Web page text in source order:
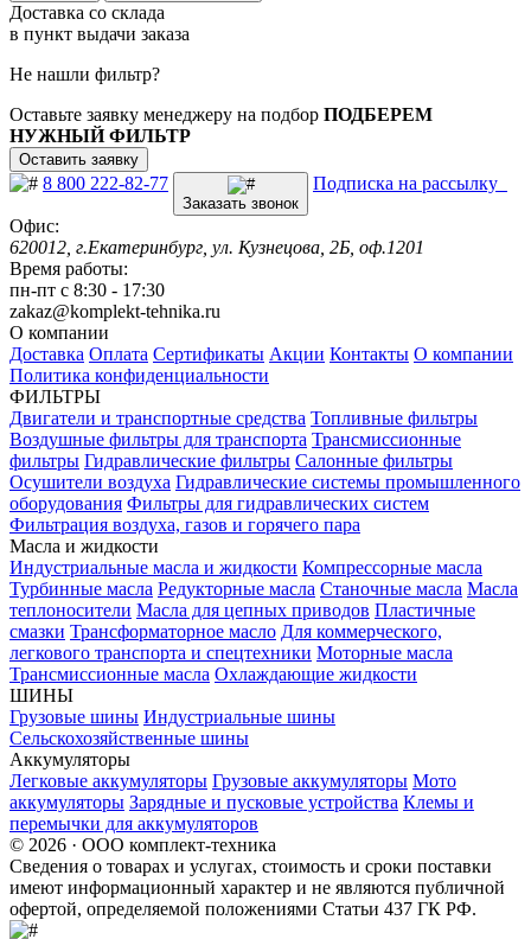
Доставка со склада
в пункт выдачи заказа
Не нашли фильтр?
Оставьте заявку менеджеру на подбор ПОДБЕРЕМ
НУЖНЫЙ ФИЛЬТР
Оставить заявку
8 800 222-82-77
Заказать звонок
Подписка на рассылку
Офис:
620012, г.Екатеринбург, ул. Кузнецова, 2Б, оф.1201
Время работы:
пн-пт с 8:30 - 17:30
zakaz@komplekt-tehnika.ru
О компании
Доставка Оплата Сертификаты Акции Контакты О компании
Политика конфиденциальности
ФИЛЬТРЫ
Двигатели и транспортные средства Топливные фильтры
Воздушные фильтры для транспорта Трансмиссионные
фильтры Гидравлические фильтры Салонные фильтры
Осушители воздуха Гидравлические системы промышленного
оборудования Фильтры для гидравлических систем
Фильтрация воздуха, газов и горячего пара
Масла и жидкости
Индустриальные масла и жидкости Компрессорные масла
Турбинные масла Редукторные масла Станочные масла Масла
теплоносители Масла для цепных приводов Пластичные
смазки Трансформаторное масло Для коммерческого,
легкового транспорта и спецтехники Моторные масла
Трансмиссионные масла Охлаждающие жидкости
ШИНЫ
Грузовые шины Индустриальные шины
Сельскохозяйственные шины
Аккумуляторы
Легковые аккумуляторы Грузовые аккумуляторы Мото
аккумуляторы Зарядные и пусковые устройства Клемы и
перемычки для аккумуляторов
© 2026 · ООО комплект-техника
Сведения о товарах и услугах, стоимость и сроки поставки
имеют информационный характер и не являются публичной
офертой, определяемой положениями Статьи 437 ГК РФ.